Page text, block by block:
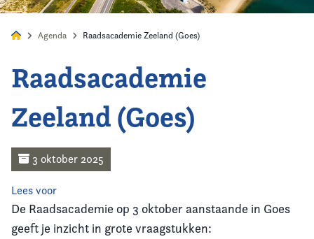
Home
Agenda
Nieuws
Opleiding
Kennis & Informatie
Agenda Raadsacademie Zeeland (Goes)
Raadsacademie
Zeeland (Goes)
3 oktober 2025
Lees voor
De Raadsacademie op 3 oktober aanstaande in Goes
geeft je inzicht in grote vraagstukken: